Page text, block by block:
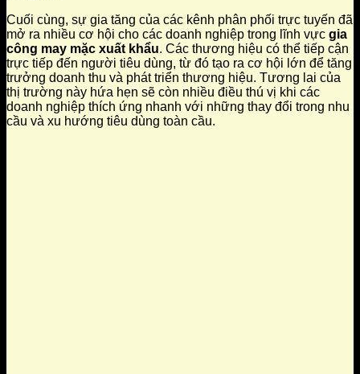
Cuối cùng, sự gia tăng của các kênh phân phối trực tuyến đã
mở ra nhiều cơ hội cho các doanh nghiệp trong lĩnh vực gia
công may mặc xuất khẩu. Các thương hiệu có thể tiếp cận
trực tiếp đến người tiêu dùng, từ đó tạo ra cơ hội lớn để tăng
trưởng doanh thu và phát triển thương hiệu. Tương lai của
thị trường này hứa hẹn sẽ còn nhiều điều thú vị khi các
doanh nghiệp thích ứng nhanh với những thay đổi trong nhu
cầu và xu hướng tiêu dùng toàn cầu.